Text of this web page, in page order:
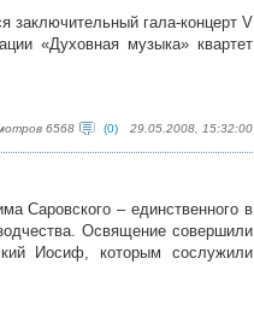
гала-концерт V
«Духовная музыка» квартет
6568 (0) 29.05.2008, 15:32:00
Саровского – единственного в
Освящение совершили
Иосиф, которым сослужили